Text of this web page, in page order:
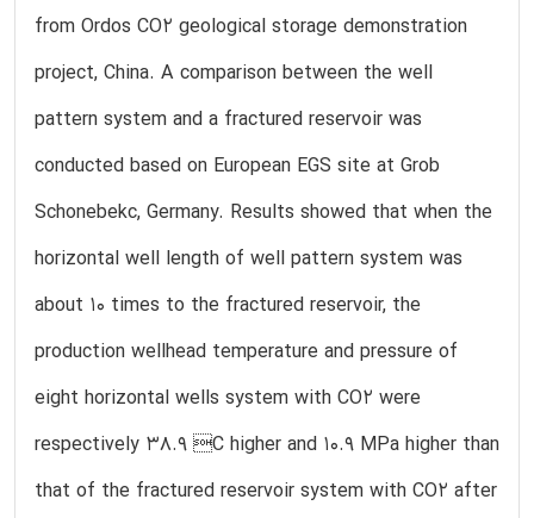
from Ordos CO2 geological storage demonstration
project, China. A comparison between the well
pattern system and a fractured reservoir was
conducted based on European EGS site at Grob
Schonebekc, Germany. Results showed that when the
horizontal well length of well pattern system was
about 10 times to the fractured reservoir, the
production wellhead temperature and pressure of
eight horizontal wells system with CO2 were
respectively 38.9 C higher and 10.9 MPa higher than
that of the fractured reservoir system with CO2 after